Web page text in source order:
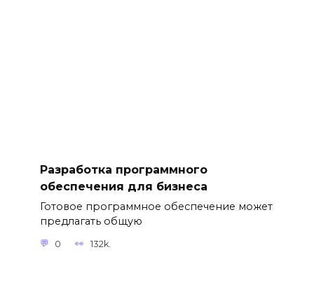
Разработка программного
обеспечения для бизнеса
Готовое программное обеспечение может
предлагать общую
0 132k.